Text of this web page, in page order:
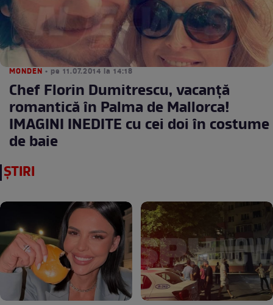
MONDEN • pe 11.07.2014 la 14:18
Chef Florin Dumitrescu, vacanţă
romantică în Palma de Mallorca!
IMAGINI INEDITE cu cei doi în costume
de baie
ȘTIRI